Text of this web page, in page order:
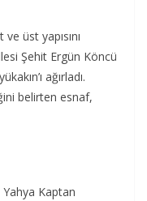
üst yapısını
Şehit Ergün Köncü
ağırladı.
belirten esnaf,
Kaptan